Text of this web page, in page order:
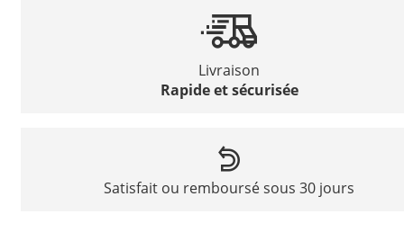
Livraison
Rapide et sécurisée
Satisfait ou remboursé sous 30 jours